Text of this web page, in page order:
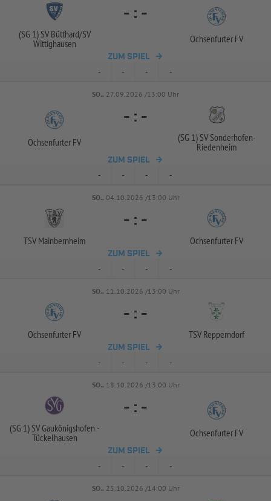
(SG 1) SV Bütthard/SV
Wittighausen
- : -
Ochsenfurter FV
ZUM SPIEL
- - - -
SO.. 27.09.2026 /13:00 Uhr
Ochsenfurter FV
- : -
(SG 1) SV Sonderhofen-
Riedenheim
ZUM SPIEL
- - - -
SO.. 04.10.2026 /13:00 Uhr
TSV Mainbernheim
- : -
Ochsenfurter FV
ZUM SPIEL
- - - -
SO.. 11.10.2026 /13:00 Uhr
Ochsenfurter FV
- : -
TSV Repperndorf
ZUM SPIEL
- - - -
SO.. 18.10.2026 /13:00 Uhr
(SG 1) SV Gaukönigshofen -
Tückelhausen
- : -
Ochsenfurter FV
ZUM SPIEL
- - - -
SO.. 25.10.2026 /14:00 Uhr